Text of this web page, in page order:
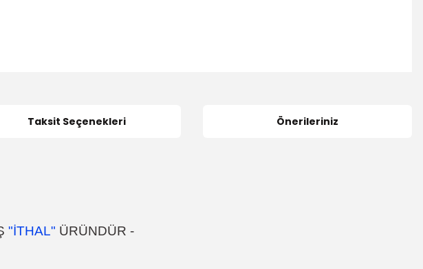
Taksit Seçenekleri Önerileriniz
"İTHAL" ÜRÜNDÜR -